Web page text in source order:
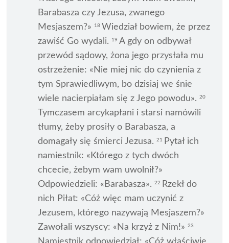
Barabasza czy Jezusa, zwanego
Mesjaszem?»
18Wiedział bowiem, że przez
zawiść Go wydali.
19 A gdy on odbywał
przewód sądowy, żona jego przysłała mu
ostrzeżenie: «Nie miej nic do czynienia z
tym Sprawiedliwym, bo dzisiaj we śnie
wiele nacierpiałam się z Jego powodu».20
Tymczasem arcykapłani i starsi namówili
tłumy, żeby prosiły o Barabasza, a
domagały się śmierci Jezusa.21
Pytał ich
namiestnik: «Którego z tych dwóch
chcecie, żebym wam uwolnił?»
Odpowiedzieli: «Barabasza».22
Rzekł do
nich Piłat: «Cóż więc mam uczynić z
Jezusem, którego nazywają Mesjaszem?»
Zawołali wszyscy: «Na krzyż z Nim!»23